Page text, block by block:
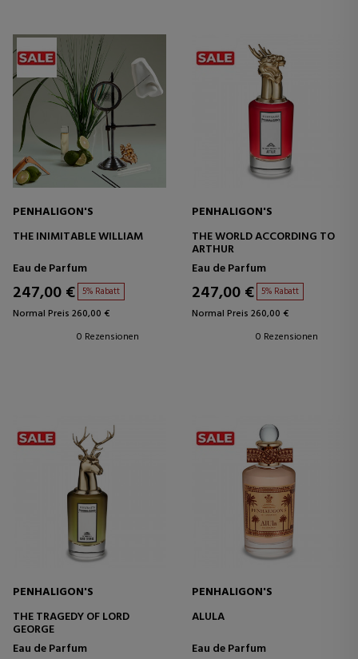
PENHALIGON'S
THE INIMITABLE WILLIAM
Eau de Parfum
247,00 € 5% Rabatt
Normal Preis 260,00 €
0 Rezensionen
PENHALIGON'S
THE WORLD ACCORDING TO
ARTHUR
Eau de Parfum
247,00 € 5% Rabatt
Normal Preis 260,00 €
0 Rezensionen
PENHALIGON'S
THE TRAGEDY OF LORD
GEORGE
Eau de Parfum
PENHALIGON'S
ALULA
Eau de Parfum